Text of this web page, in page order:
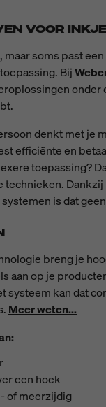
VOOR
soms past
Bij
onder
denkt met je
efficiënte en
toepassing?
technieken.
is dat
breng je
aan op je
systeem kan dat
Meer weten...
een hoek
of meerzijdig